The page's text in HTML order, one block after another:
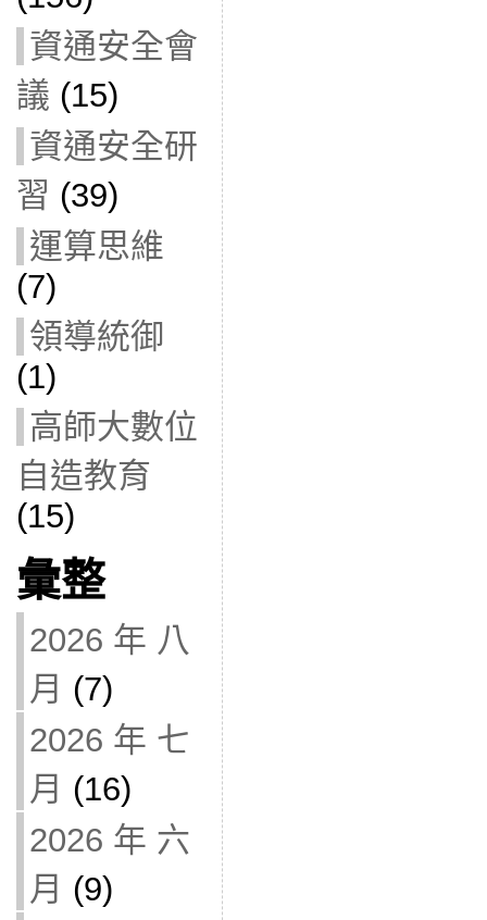
資通安全會
議 (15)
資通安全研
習 (39)
運算思維
(7)
領導統御
(1)
高師大數位
自造教育
(15)
彙整
2026 年 八
月 (7)
2026 年 七
月 (16)
2026 年 六
月 (9)